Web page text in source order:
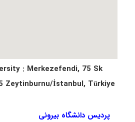
: Merkezefendi, 75 Sk
Zeytinburnu/İstanbul, Türkiye
پردیس دانشگاه بیرونی